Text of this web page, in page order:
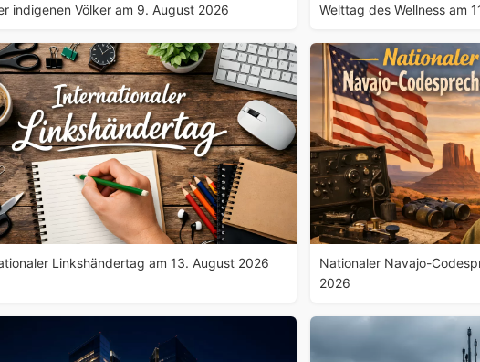
indigenen Völker am 9. August 2026 Welttag des Wellness am
Linkshändertag am 13. August 2026
Nationaler Navajo-
2026